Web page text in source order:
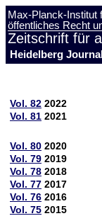
Max-Planck-Institut
öffentliches Recht
Zeitschrift für
Heidelberg
Vol. 82 2022
Vol. 81 2021
Vol. 80 2020
Vol. 79 2019
Vol. 78 2018
Vol. 77 2017
Vol. 76 2016
Vol. 75 2015